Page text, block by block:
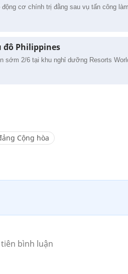
cơ chính trị đằng sau vụ tấn công
đô Philippines
sớm 2/6 tại khu nghỉ dưỡng Resorts
Cộng hòa